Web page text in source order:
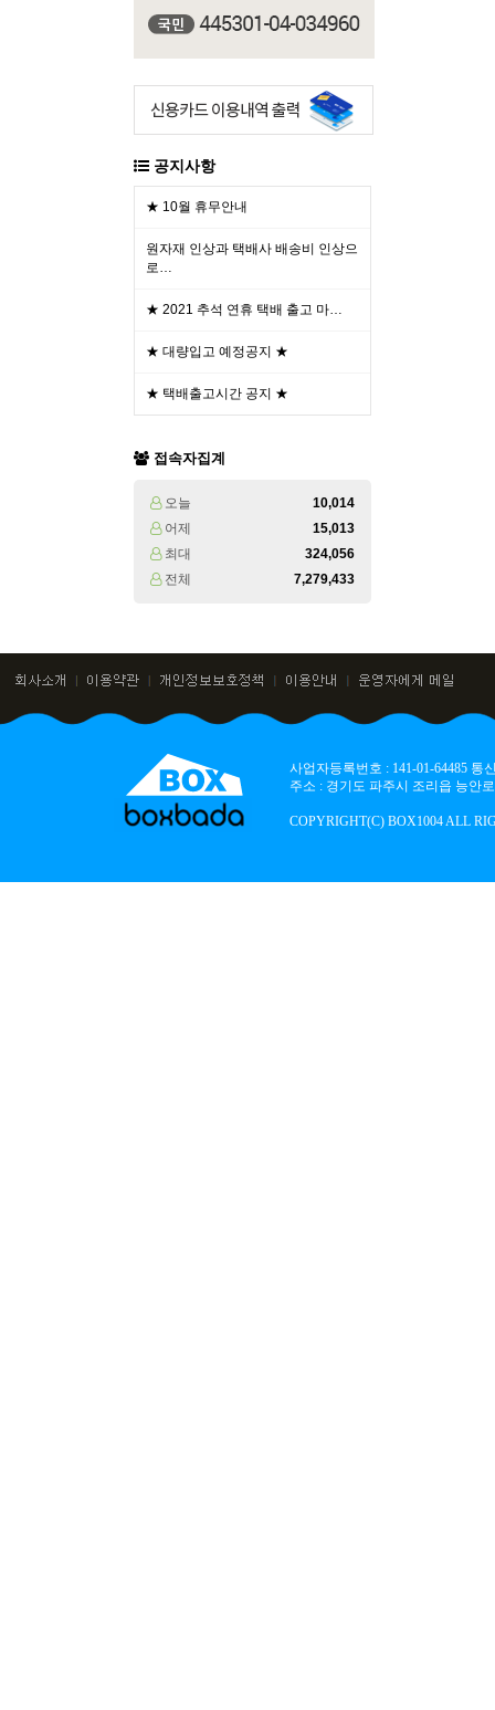
공지사항
★ 10월 휴무안내
원자재 인상과 택배사 배송비 인상으
로…
★ 2021 추석 연휴 택배 출고 마…
★ 대량입고 예정공지 ★
★ 택배출고시간 공지 ★
접속자집계
오늘
10,014
어제
15,013
최대
324,056
전체
7,279,433
사업자등록번호 : 141-01-64485
주소 : 경기도 파주시 조리읍 능안
COPYRIGHT(C) BOX1004 ALL